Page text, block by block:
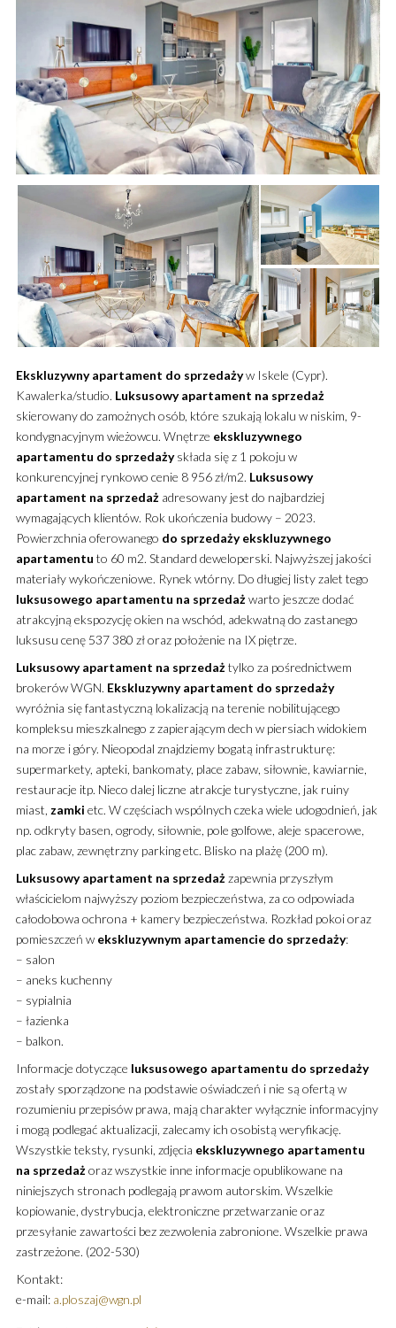
Ekskluzywny apartament do sprzedażyw Iskele (Cypr).
Kawalerka/studio. Luksusowy apartament na sprzedaż
skierowany do zamożnych osób, które szukają lokalu w niskim, 9-
kondygnacyjnym wieżowcu. Wnętrze ekskluzywnego
apartamentu do sprzedażyskłada się z 1 pokoju w
konkurencyjnej rynkowo cenie 8 956 zł/m2. Luksusowy
apartament na sprzedażadresowany jest do najbardziej
wymagających klientów. Rok ukończenia budowy – 2023.
Powierzchnia oferowanego do sprzedaży ekskluzywnego
apartamentu to 60 m2. Standard deweloperski. Najwyższej jakości
materiały wykończeniowe. Rynek wtórny. Do długiej listy zalet tego
luksusowego apartamentu na sprzedażwarto jeszcze dodać
atrakcyjną ekspozycję okien na wschód, adekwatną do zastanego
luksusu cenę 537 380 zł oraz położenie na IX piętrze.
Luksusowy apartament na sprzedażtylko za pośrednictwem
brokerów WGN. Ekskluzywny apartament do sprzedaży
wyróżnia się fantastyczną lokalizacją na terenie nobilitującego
kompleksu mieszkalnego z zapierającym dech w piersiach widokiem
na morze i góry. Nieopodal znajdziemy bogatą infrastrukturę:
supermarkety, apteki, bankomaty, place zabaw, siłownie, kawiarnie,
restauracje itp. Nieco dalej liczne atrakcje turystyczne, jak ruiny
miast, zamki etc. W częściach wspólnych czeka wiele udogodnień, jak
np. odkryty basen, ogrody, siłownie, pole golfowe, aleje spacerowe,
plac zabaw, zewnętrzny parking etc. Blisko na plażę (200 m).
Luksusowy apartament na sprzedażzapewnia przyszłym
właścicielom najwyższy poziom bezpieczeństwa, za co odpowiada
całodobowa ochrona + kamery bezpieczeństwa. Rozkład pokoi oraz
pomieszczeń w ekskluzywnym apartamencie do sprzedaży:
– salon
– aneks kuchenny
– sypialnia
– łazienka
– balkon.
Informacje dotyczące luksusowego apartamentu do sprzedaży
zostały sporządzone na podstawie oświadczeń i nie są ofertą w
rozumieniu przepisów prawa, mają charakter wyłącznie informacyjny
i mogą podlegać aktualizacji, zalecamy ich osobistą weryfikację.
Wszystkie teksty, rysunki, zdjęcia ekskluzywnego apartamentu
na sprzedażoraz wszystkie inne informacje opublikowane na
niniejszych stronach podlegają prawom autorskim. Wszelkie
kopiowanie, dystrybucja, elektroniczne przetwarzanie oraz
przesyłanie zawartości bez zezwolenia zabronione. Wszelkie prawa
zastrzeżone. (202-530)
Kontakt:
e-mail: a.ploszaj@wgn.pl